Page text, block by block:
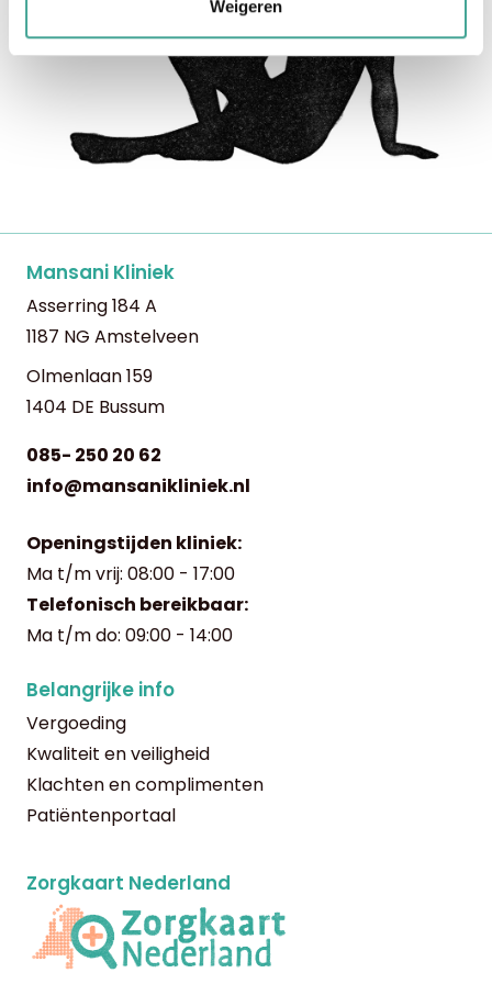
Weigeren
Mansani Kliniek
Asserring 184 A
1187 NG Amstelveen
Olmenlaan 159
1404 DE Bussum
085- 250 20 62
info@mansanikliniek.nl
Openingstijden kliniek:
Ma t/m vrij: 08:00 - 17:00
Telefonisch bereikbaar:
Ma t/m do: 09:00 - 14:00
Belangrijke info
Vergoeding
Kwaliteit en veiligheid
Klachten en complimenten
Patiëntenportaal
Zorgkaart Nederland